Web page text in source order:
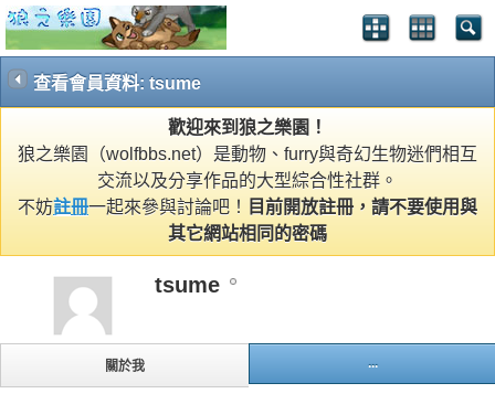
查看會員資料: tsume
歡迎來到狼之樂園！
狼之樂園（wolfbbs.net）是動物、furry與奇幻生物迷們相互
交流以及分享作品的大型綜合性社群。
不妨註冊一起來參與討論吧！
目前開放註冊，請不要使用與
其它網站相同的密碼
tsume
關於我 ...